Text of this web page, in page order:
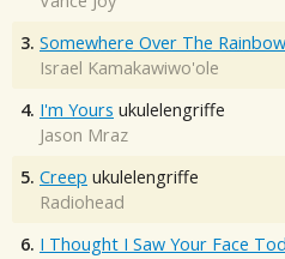
3. Somewhere Over The Rainbow
Israel Kamakawiwo'ole
4. I'm Yours ukulelengriffe
Jason Mraz
5. Creep ukulelengriffe
Radiohead
6. I Thought I Saw Your Face